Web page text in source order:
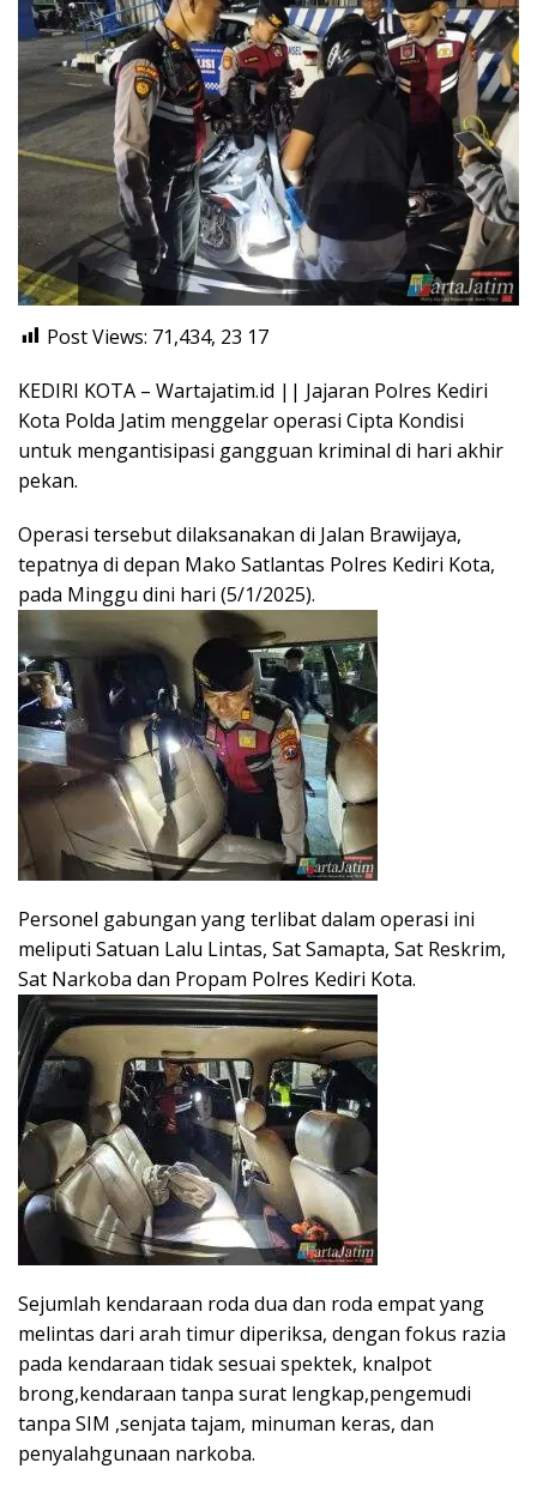
Post Views: 71,434, 23 17
KEDIRI KOTA – Wartajatim.id || Jajaran Polres Kediri
Kota Polda Jatim menggelar operasi Cipta Kondisi
untuk mengantisipasi gangguan kriminal di hari akhir
pekan.
Operasi tersebut dilaksanakan di Jalan Brawijaya,
tepatnya di depan Mako Satlantas Polres Kediri Kota,
pada Minggu dini hari (5/1/2025).
Personel gabungan yang terlibat dalam operasi ini
meliputi Satuan Lalu Lintas, Sat Samapta, Sat Reskrim,
Sat Narkoba dan Propam Polres Kediri Kota.
Sejumlah kendaraan roda dua dan roda empat yang
melintas dari arah timur diperiksa, dengan fokus razia
pada kendaraan tidak sesuai spektek, knalpot
brong,kendaraan tanpa surat lengkap,pengemudi
tanpa SIM ,senjata tajam, minuman keras, dan
penyalahgunaan narkoba.